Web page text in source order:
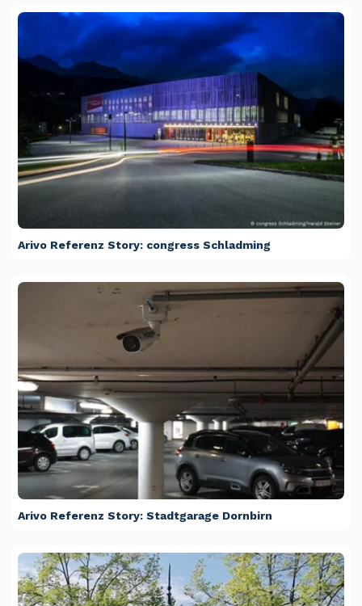
Arivo Referenz Story: congress Schladming
Arivo Referenz Story: Stadtgarage Dornbirn